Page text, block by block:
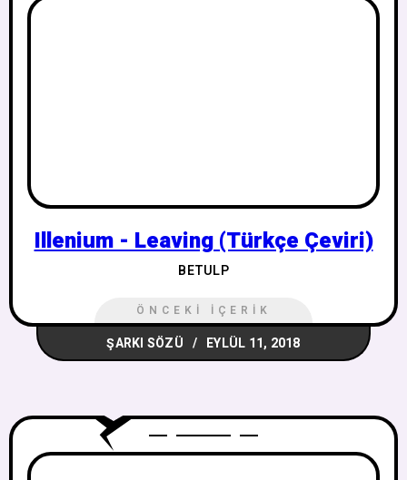
Illenium - Leaving (Türkçe Çeviri)
BETULP
ÖNCEKI İÇERIK
ŞARKI SÖZÜ EYLÜL 11, 2018